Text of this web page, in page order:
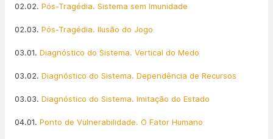
02.02. Pós-Tragédia. Sistema sem Imunidade
02.03. Pós-Tragédia. Ilusão do Jogo
03.01. Diagnóstico do Sistema. Vertical do Medo
03.02. Diagnóstico do Sistema. Dependência de Recursos
03.03. Diagnóstico do Sistema. Imitação do Estado
04.01. Ponto de Vulnerabilidade. O Fator Humano